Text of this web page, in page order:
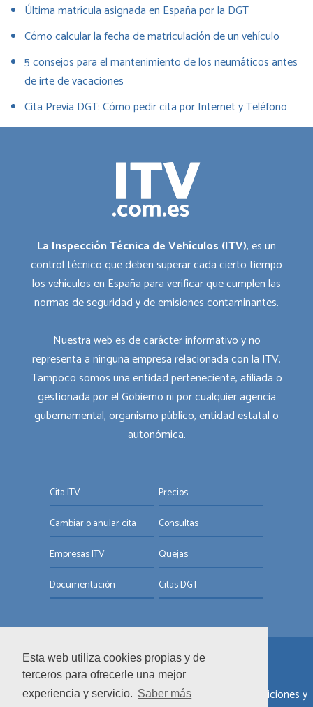
Esta web utiliza cookies propias y de
terceros para ofrecerle una mejor
experiencia y servicio. Saber más
Última matrícula asignada en España por la DGT
Cómo calcular la fecha de matriculación de un vehículo
5 consejos para el mantenimiento de los neumáticos antes
de irte de vacaciones
Cita Previa DGT: Cómo pedir cita por Internet y Teléfono
La Inspección Técnica de Vehículos (ITV), es un
control técnico que deben superar cada cierto tiempo
los vehículos en España para verificar que cumplen las
normas de seguridad y de emisiones contaminantes.
Nuestra web es de carácter informativo y no
representa a ninguna empresa relacionada con la ITV.
Tampoco somos una entidad perteneciente, afiliada o
gestionada por el Gobierno ni por cualquier agencia
gubernamental, organismo público, entidad estatal o
autonómica.
Cita ITV
Cambiar o anular cita
Empresas ITV
Documentación
Precios
Consultas
Quejas
Citas DGT
© ITV.com.es
Sobre nosotros|Informar de un error|Términos y condiciones y